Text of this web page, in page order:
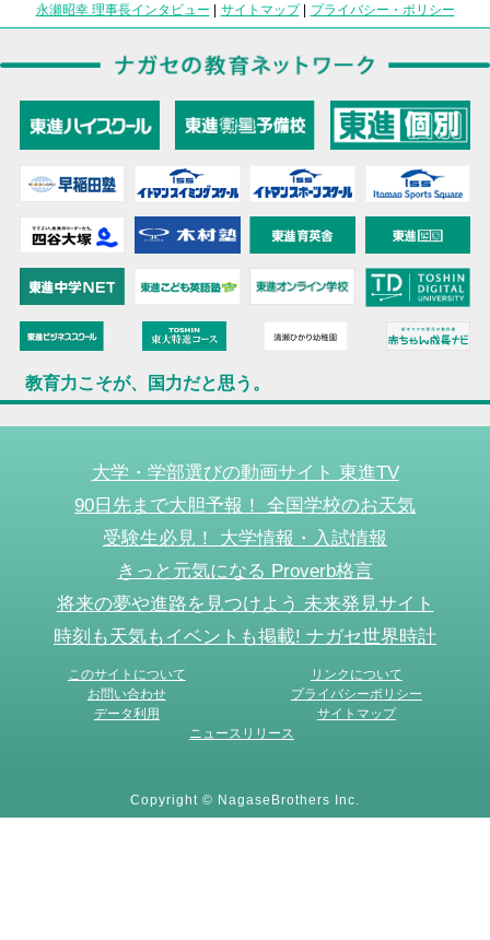
永瀬昭幸 理事長インタビュー | サイトマップ| プライバシー・ポリシー
教育力こそが、国力だと思う。
大学・学部選びの動画サイト 東進TV
90日先まで大胆予報！ 全国学校のお天気
受験生必見！ 大学情報・入試情報
きっと元気になる Proverb格言
将来の夢や進路を見つけよう 未来発見サイト
時刻も天気もイベントも掲載! ナガセ世界時計
このサイトについて
リンクについて
お問い合わせ
プライバシーポリシー
データ利用
サイトマップ
ニュースリリース
Copyright © NagaseBrothers Inc.